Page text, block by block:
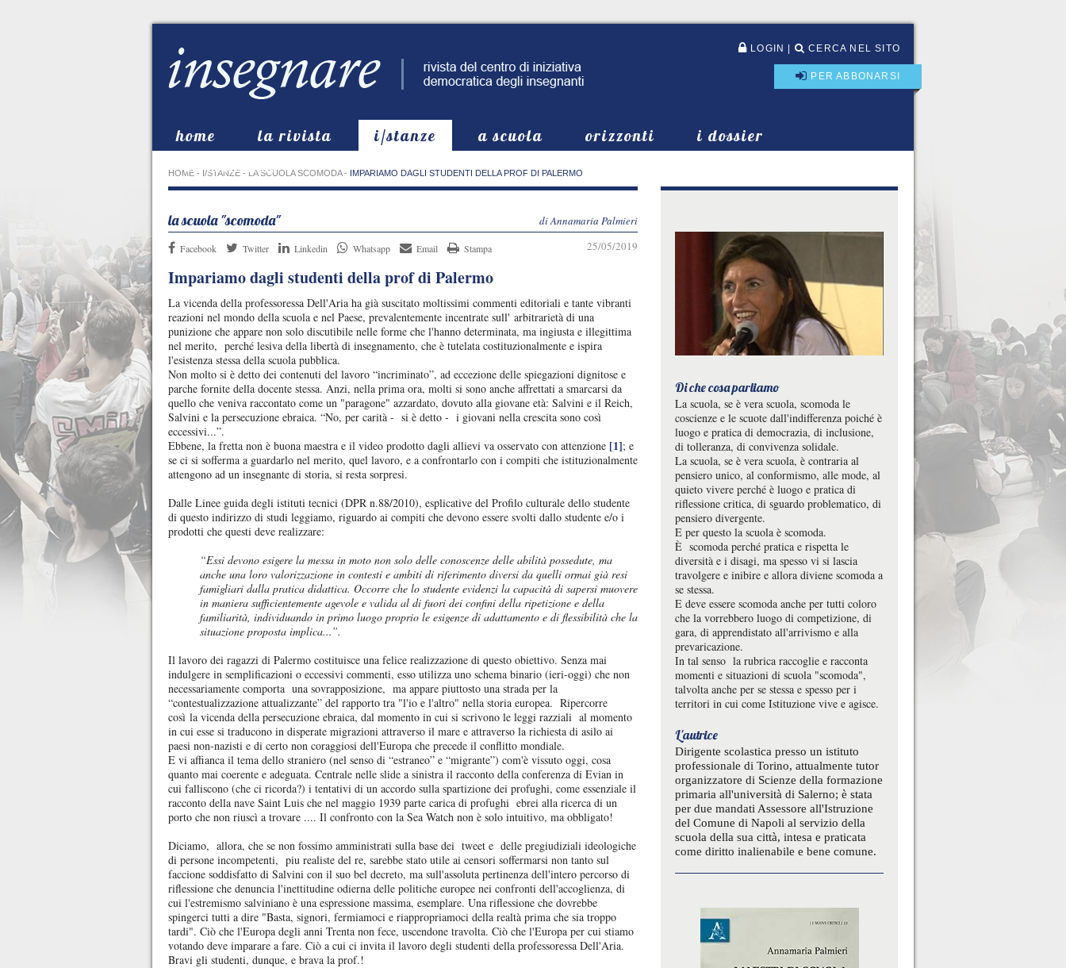
LOGIN CERCA NEL SITO
PER ABBONARSI
home la rivista i/stanze a scuola orizzonti
i dossier
in evidenza
HOME - I/STANZE - LA SCUOLA SCOMODA- IMPARIAMO DAGLI STUDENTI DELLA PROF DI PALERMO
di Annamaria Palmieri
la scuola "scomoda"
Facebook Twitter Linkedin Whatsapp Email Stampa 25/05/2019
Impariamo dagli studenti della prof di Palermo
La vicenda della professoressa Dell'Aria ha già suscitato moltissimi commenti editoriali e tante vibranti
reazioni nel mondo della scuola e nel Paese, prevalentemente incentrate sull' arbitrarietà di una
punizione che appare non solo discutibile nelle forme che l'hanno determinata, ma ingiusta e illegittima
nel merito, perché lesiva della libertà di insegnamento, che è tutelata costituzionalmente e ispira
l'esistenza stessa della scuola pubblica.
Non molto si è detto dei contenuti del lavoro “incriminato”, ad eccezione delle spiegazioni dignitose e
parche fornite della docente stessa. Anzi, nella prima ora, molti si sono anche affrettati a smarcarsi da
quello che veniva raccontato come un "paragone" azzardato, dovuto alla giovane età: Salvini e il Reich,
Salvini e la persecuzione ebraica. “No, per carità - si è detto - i giovani nella crescita sono così
eccessivi...”.
Ebbene, la fretta non è buona maestra e il video prodotto dagli allievi va osservato con attenzione [1]; e
se ci si sofferma a guardarlo nel merito, quel lavoro, e a confrontarlo con i compiti che istituzionalmente
attengono ad un insegnante di storia, si resta sorpresi.
Dalle Linee guida degli istituti tecnici (DPR n.88/2010), esplicative del Profilo culturale dello studente
di questo indirizzo di studi leggiamo, riguardo ai compiti che devono essere svolti dallo studente e/o i
prodotti che questi deve realizzare:
“Essi devono esigere la messa in moto non solo delle conoscenze delle abilità possedute, ma
anche una loro valorizzazione in contesti e ambiti di riferimento diversi da quelli ormai già resi
famigliari dalla pratica didattica. Occorre che lo studente evidenzi la capacità di sapersi muovere
in maniera sufficientemente agevole e valida al di fuori dei confini della ripetizione e della
familiarità, individuando in primo luogo proprio le esigenze di adattamento e di flessibilità che la
situazione proposta implica...”.
Il lavoro dei ragazzi di Palermo costituisce una felice realizzazione di questo obiettivo. Senza mai
indulgere in semplificazioni o eccessivi commenti, esso utilizza uno schema binario (ieri-oggi) che non
necessariamente comporta una sovrapposizione, ma appare piuttosto una strada per la
“contestualizzazione attualizzante” del rapporto tra "l'io e l'altro" nella storia europea. Ripercorre
così la vicenda della persecuzione ebraica, dal momento in cui si scrivono le leggi razziali al momento
in cui esse si traducono in disperate migrazioni attraverso il mare e attraverso la richiesta di asilo ai
paesi non-nazisti e di certo non coraggiosi dell'Europa che precede il conflitto mondiale.
E vi affianca il tema dello straniero (nel senso di “estraneo” e “migrante”) com'è vissuto oggi, cosa
quanto mai coerente e adeguata. Centrale nelle slide a sinistra il racconto della conferenza di Evian in
cui falliscono (che ci ricorda?) i tentativi di un accordo sulla spartizione dei profughi, come essenziale il
racconto della nave Saint Luis che nel maggio 1939 parte carica di profughi ebrei alla ricerca di un
porto che non riuscì a trovare .... Il confronto con la Sea Watch non è solo intuitivo, ma obbligato!
Diciamo, allora, che se non fossimo amministrati sulla base dei tweet e delle pregiudiziali ideologiche
di persone incompetenti, piu realiste del re, sarebbe stato utile ai censori soffermarsi non tanto sul
faccione soddisfatto di Salvini con il suo bel decreto, ma sull'assoluta pertinenza dell'intero percorso di
riflessione che denuncia l'inettitudine odierna delle politiche europee nei confronti dell'accoglienza, di
cui l'estremismo salviniano è una espressione massima, esemplare. Una riflessione che dovrebbe
spingerci tutti a dire "Basta, signori, fermiamoci e riappropriamoci della realtà prima che sia troppo
tardi". Ciò che l'Europa degli anni Trenta non fece, uscendone travolta. Ciò che l'Europa per cui stiamo
votando deve imparare a fare. Ciò a cui ci invita il lavoro degli studenti della professoressa Dell'Aria.
Bravi gli studenti, dunque, e brava la prof.!
Di che cosa parliamo
La scuola, se è vera scuola, scomoda le
coscienze e le scuote dall'indifferenza poiché è
luogo e pratica di democrazia, di inclusione,
di tolleranza, di convivenza solidale.
La scuola, se è vera scuola, è contraria al
pensiero unico, al conformismo, alle mode, al
quieto vivere perché è luogo e pratica di
riflessione critica, di sguardo problematico, di
pensiero divergente.
E per questo la scuola è scomoda.
È scomoda perché pratica e rispetta le
diversità e i disagi, ma spesso vi si lascia
travolgere e inibire e allora diviene scomoda a
se stessa.
E deve essere scomoda anche per tutti coloro
che la vorrebbero luogo di competizione, di
gara, di apprendistato all'arrivismo e alla
prevaricazione.
In tal senso la rubrica raccoglie e racconta
momenti e situazioni di scuola "scomoda",
talvolta anche per se stessa e spesso per i
territori in cui come Istituzione vive e agisce.
L'autrice
Dirigente scolastica presso un istituto
professionale di Torino, attualmente tutor
organizzatore di Scienze della formazione
primaria all'università di Salerno; è stata
per due mandati Assessore all'Istruzione
del Comune di Napoli al servizio della
scuola della sua città, intesa e praticata
come diritto inalienabile e bene comune.